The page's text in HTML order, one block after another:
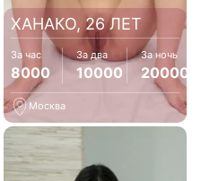
ХАНАКО, 26 ЛЕТ
За час
8000
За два
10000
За ночь
20000
Москва